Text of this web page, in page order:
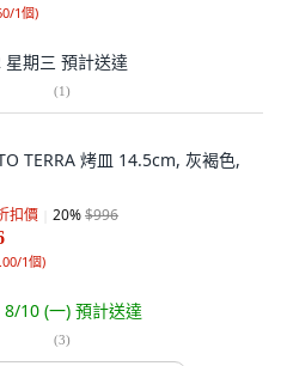
1個)
期三 預計送達
(1)
TERRA 烤皿 14.5cm, 灰褐色,
扣價 20%$996
1個)
8/10 (一) 預計送達
(3)